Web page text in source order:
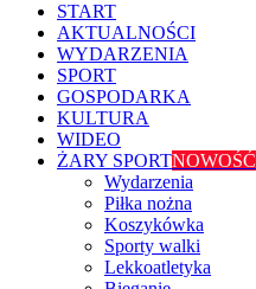
START
AKTUALNOŚCI
WYDARZENIA
SPORT
GOSPODARKA
KULTURA
WIDEO
ŻARY SPORTNOWOŚĆ
Wydarzenia
Piłka nożna
Koszykówka
Sporty walki
Lekkoatletyka